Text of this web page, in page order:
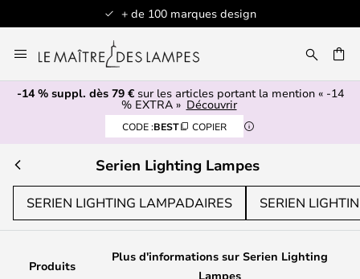
Articles en stock expédiés sous 1 jour ouvré
au
contenu
-14 % suppl. dès 79 €sur les articles portant la mention « -14
% EXTRA » Découvrir
CODE :BEST COPIER
Serien Lighting Lampes
SERIEN LIGHTING LAMPADAIRES SERIEN
Produits
Plus d'informations sur Serien Lighting
Lampes